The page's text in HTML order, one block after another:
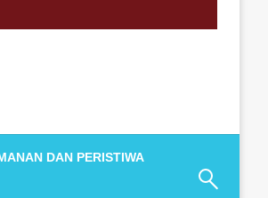
DAN PERISTIWA